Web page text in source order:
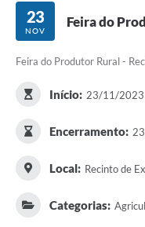
Transparência
Ouvidoria / SIC
Legislação
Carta de Serviços
Galeria de Fotos
23
NOV
Feira do
Feira do Produtor Rural -
Início: 23/11/2023
Encerramento:
Local: Recinto de
Categorias: